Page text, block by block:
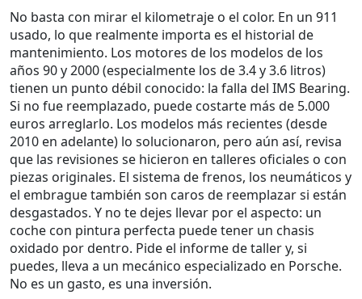
No basta con mirar el kilometraje o el color. En un 911
usado, lo que realmente importa es el historial de
mantenimiento. Los motores de los modelos de los
años 90 y 2000 (especialmente los de 3.4 y 3.6 litros)
tienen un punto débil conocido: la falla del IMS Bearing.
Si no fue reemplazado, puede costarte más de 5.000
euros arreglarlo. Los modelos más recientes (desde
2010 en adelante) lo solucionaron, pero aún así, revisa
que las revisiones se hicieron en talleres oficiales o con
piezas originales. El sistema de frenos, los neumáticos y
el embrague también son caros de reemplazar si están
desgastados. Y no te dejes llevar por el aspecto: un
coche con pintura perfecta puede tener un chasis
oxidado por dentro. Pide el informe de taller y, si
puedes, lleva a un mecánico especializado en Porsche.
No es un gasto, es una inversión.